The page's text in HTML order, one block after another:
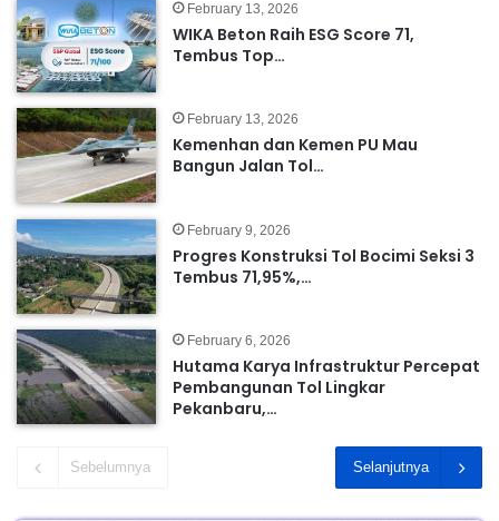
February 13, 2026
WIKA Beton Raih ESG Score 71,
Tembus Top…
February 13, 2026
Kemenhan dan Kemen PU Mau
Bangun Jalan Tol…
February 9, 2026
Progres Konstruksi Tol Bocimi Seksi 3
Tembus 71,95%,…
February 6, 2026
Hutama Karya Infrastruktur Percepat
Pembangunan Tol Lingkar
Pekanbaru,…
Sebelumnya Selanjutnya